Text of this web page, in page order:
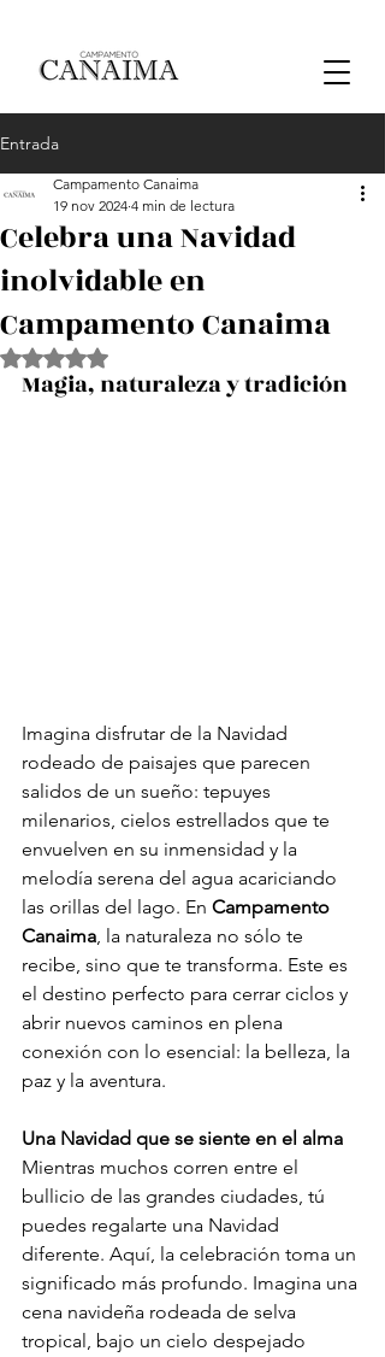
Entrada
Celebra una Navidad
inolvidable en
Campamento Canaima
Campamento Canaima
19 nov 2024 4 min de lectura
Obtuvo NaN de 5 estrellas.
Magia, naturaleza y tradición
Imagina disfrutar de la Navidad
rodeado de paisajes que parecen
salidos de un sueño: tepuyes
milenarios, cielos estrellados que te
envuelven en su inmensidad y la
melodía serena del agua acariciando
las orillas del lago. En Campamento
Canaima, la naturaleza no sólo te
recibe, sino que te transforma. Este es
el destino perfecto para cerrar ciclos y
abrir nuevos caminos en plena
conexión con lo esencial: la belleza, la
paz y la aventura.
Una Navidad que se siente en el alma
Mientras muchos corren entre el
bullicio de las grandes ciudades, tú
puedes regalarte una Navidad
diferente. Aquí, la celebración toma un
significado más profundo. Imagina una
cena navideña rodeada de selva
tropical, bajo un cielo despejado